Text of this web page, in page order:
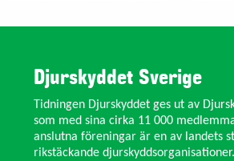
Djurskyddet Sverige
Tidningen Djurskyddet ges ut av
som med sina cirka 11 000
anslutna föreningar är en av landets
rikstäckande djurskyddsorganisationer.